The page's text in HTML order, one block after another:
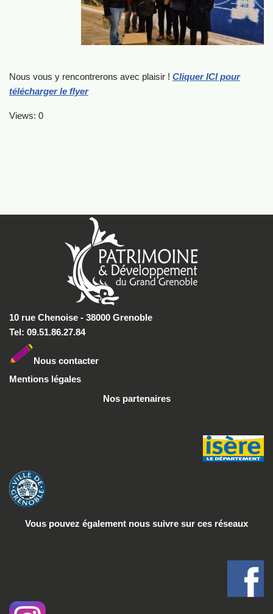
Nous vous y rencontrerons avec plaisir ! Cliquer ICI pour
télécharger le flyer
Views: 0
10 rue Chenoise - 38000 Grenoble
Tel: 09.51.86.27.84
Nous contacter
Mentions légales
Nos partenaires
Vous pouvez également nous suivre sur ces réseaux